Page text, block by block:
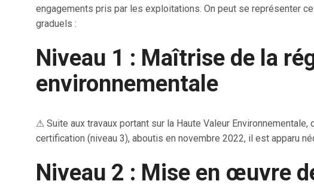
engagements pris par les exploitations. On peut se représenter
graduels :
Niveau 1 : Maîtrise de la
environnementale
⚠ Suite aux travaux portant sur la Haute Valeur
certification (niveau 3), aboutis en novembre 2022, il est apparu
Niveau 2 : Mise en œuvre